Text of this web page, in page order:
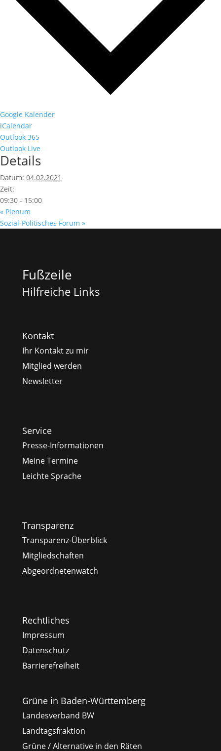
Google Kalender
iCalendar
Outlook 365
Outlook Live
Details
Datum: 04.02.2021
Zeit:
09:30 - 15:00
« Plenum
Sozial-Politisches Forum »
Fußzeile
Hilfreiche Links
Kontakt
Ihr Kontakt zu mir
Mitglied werden
Newsletter
Service
Presse-Informationen
Meine Termine
Leichte Sprache
Transparenz
Transparenz-Überblick
Mitgliedschaften
Abgeordnetenwatch
Rechtliches
Impressum
Datenschutz
Barrierefreiheit
Grüne in Baden-Württemberg
Landesverband BW
Landtagsfraktion
Grüne / Alternative in den Räten